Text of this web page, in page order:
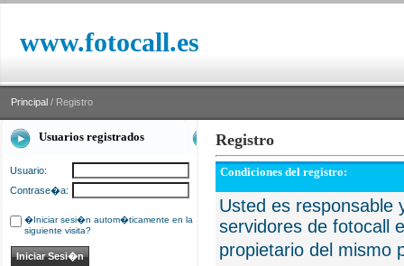
www.fotocall.es
Principal / Registro
Usuarios registrados
Usuario:
Contrase�a:
�Iniciar sesi�n autom�ticamente en la
siguiente visita?
Registro
Condiciones del registro:
Usted es responsable
servidores de fotocall
propietario del mismo